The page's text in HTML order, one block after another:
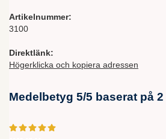
Artikelnummer:
3100
Direktlänk:
Högerklicka och kopiera adressen
Medelbetyg 5/5 baserat på 2